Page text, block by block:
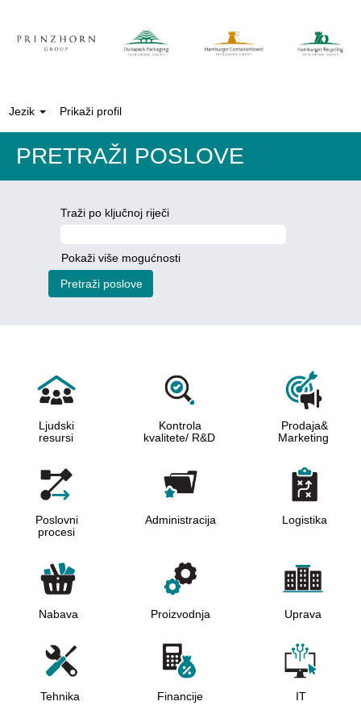
Jezik Prikaži profil
PRETRAŽI POSLOVE
Traži po ključnoj riječi
Pokaži više mogućnosti
Ljudski
resursi
Kontrola
kvalitete/ R&D
Prodaja&
Marketing
Poslovni
procesi
Administracija Logistika
Nabava Proizvodnja Uprava
Tehnika Financije IТ